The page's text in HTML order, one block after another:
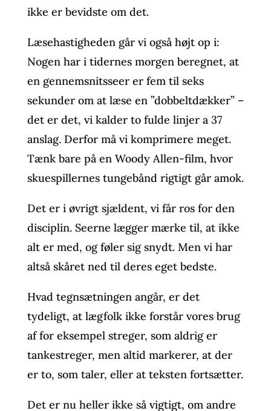
ikke er bevidste om det.
Læsehastigheden går vi også højt op i:
Nogen har i tidernes morgen beregnet, at
en gennemsnitsseer er fem til seks
sekunder om at læse en ”dobbeltdækker” –
det er det, vi kalder to fulde linjer a 37
anslag. Derfor må vi komprimere meget.
Tænk bare på en Woody Allen-film, hvor
skuespillernes tungebånd rigtigt går amok.
Det er i øvrigt sjældent, vi får ros for den
disciplin. Seerne lægger mærke til, at ikke
alt er med, og føler sig snydt. Men vi har
altså skåret ned til deres eget bedste.
Hvad tegnsætningen angår, er det
tydeligt, at lægfolk ikke forstår vores brug
af for eksempel streger, som aldrig er
tankestreger, men altid markerer, at der
er to, som taler, eller at teksten fortsætter.
Det er nu heller ikke så vigtigt, om andre